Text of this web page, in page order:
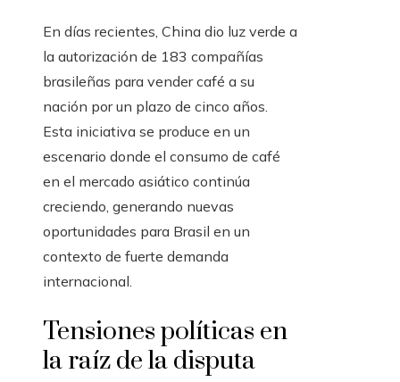
En días recientes, China dio luz verde a
la autorización de 183 compañías
brasileñas para vender café a su
nación por un plazo de cinco años.
Esta iniciativa se produce en un
escenario donde el consumo de café
en el mercado asiático continúa
creciendo, generando nuevas
oportunidades para Brasil en un
contexto de fuerte demanda
internacional.
Tensiones políticas en
la raíz de la disputa